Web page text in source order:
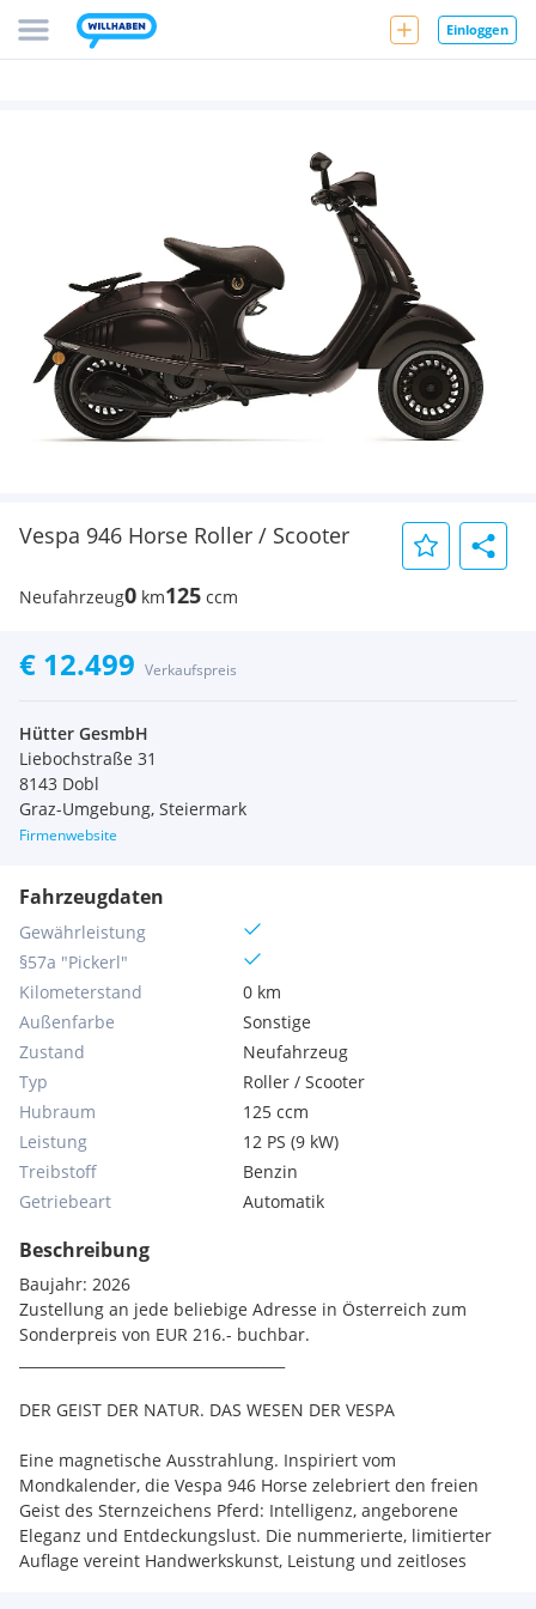
Einloggen
Vespa 946 Horse Roller / Scooter
Neufahrzeug0 km125 ccm
€ 12.499 Verkaufspreis
Hütter GesmbH
Liebochstraße 31
8143 Dobl
Graz-Umgebung, Steiermark
Firmenwebsite
Fahrzeugdaten
Gewährleistung
§57a "Pickerl"
Kilometerstand
0 km
Außenfarbe
Sonstige
Zustand
Neufahrzeug
Typ
Roller / Scooter
Hubraum
125 ccm
Leistung
12 PS (9 kW)
Treibstoff
Benzin
Getriebeart
Automatik
Beschreibung
Baujahr: 2026
Zustellung an jede beliebige Adresse in Österreich zum
Sonderpreis von EUR 216.- buchbar.
DER GEIST DER NATUR. DAS WESEN DER VESPA
Eine magnetische Ausstrahlung. Inspiriert vom
Mondkalender, die Vespa 946 Horse zelebriert den freien
Geist des Sternzeichens Pferd: Intelligenz, angeborene
Eleganz und Entdeckungslust. Die nummerierte, limitierter
Auflage vereint Handwerkskunst, Leistung und zeitloses